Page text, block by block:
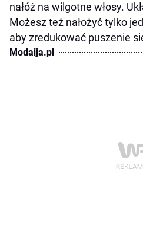
nałóż na wilgotne włosy.
Możesz też nałożyć tylko
aby zredukować puszenie
Modaija.pl